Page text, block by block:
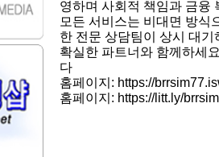
영하며 사회적 책임과 금융
모든 서비스는 비대면 방식
한 전문 상담팀이 상시 대
확실한 파트너와 함께하세
다
홈페이지: https://
홈페이지: https://litt.ly/